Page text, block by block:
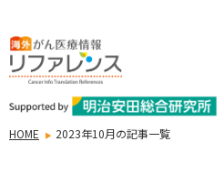
HOME 2023年10月の記事一覧